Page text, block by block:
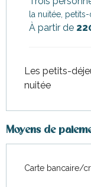
Du14
la nuitée,
À partir de
Les petits-
nuitée
Moyens de
Carte bancaire/